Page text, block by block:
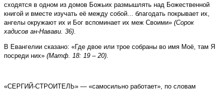
сходятся в одном из домов Божьих размышлять над Божественной
книгой и вместе изучать её между собой... благодать покрывает их,
ангелы окружают их и Бог вспоминает их меж Своими» (Сорок
хадисов ан-Навави. 36)
В Евангелии сказано: «Где двое или трое собраны во имя Моё, там Я
посреди них» (Матф. 18: 19 – 20)
«СЕРГИЙ-СТРОИТЕЛЬ» — «самосильно работает», по словам